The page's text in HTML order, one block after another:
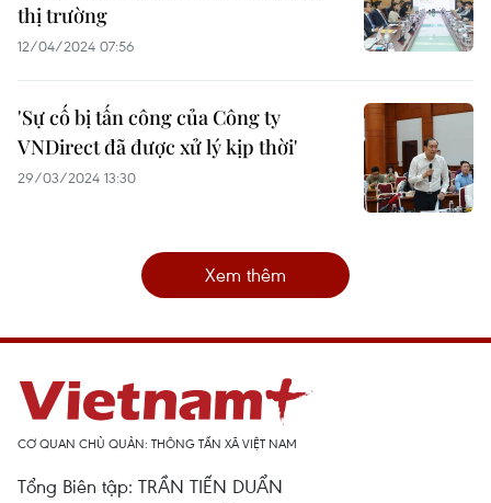
thị trường
12/04/2024 07:56
'Sự cố bị tấn công của Công ty
VNDirect đã được xử lý kịp thời'
29/03/2024 13:30
Xem thêm
CƠ QUAN CHỦ QUẢN: THÔNG TẤN XÃ VIỆT NAM
Tổng Biên tập: TRẦN TIẾN DUẨN